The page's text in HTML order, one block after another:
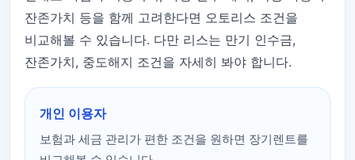
잔존가치 등을 함께 고려한다면 오토리스 조건을
비교해볼 수 있습니다. 다만 리스는 만기 인수금,
잔존가치, 중도해지 조건을 자세히 봐야 합니다.
개인 이용자
보험과 세금 관리가 편한 조건을 원하면 장기렌트를